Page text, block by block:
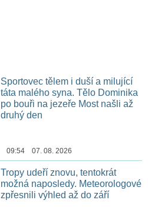
Sportovec tělem i duší a milující
táta malého syna. Tělo Dominika
po bouři na jezeře Most našli až
druhý den
09:54 07. 08. 2026
Tropy udeří znovu, tentokrát
možná naposledy. Meteorologové
zpřesnili výhled až do září